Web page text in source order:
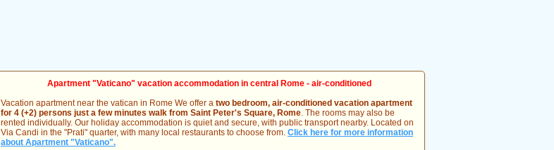
Apartment "Vaticano" vacation accommodation in central Rome - air-conditioned
Vacation apartment near the vatican in Rome We offer a two bedroom, air-conditioned vacation apartment
for 4 (+2) persons just a few minutes walk from Saint Peter's Square, Rome. The rooms may also be
rented individually. Our holiday accommodation is quiet and secure, with public transport nearby. Located on
Via Candi in the "Prati" quarter, with many local restaurants to choose from. Click here for more information
about Apartment "Vaticano".